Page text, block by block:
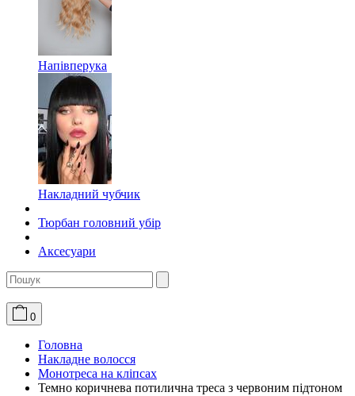
Напівперука
Накладний чубчик
Тюрбан головний убір
Аксесуари
0
Головна
Накладне волосся
Монотреса на кліпсах
Темно коричнева потилична треса з червоним підтоном